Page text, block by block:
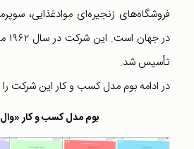
فروشگاه‌های زنجیره‌ای موادغذایی،
در
تأسیس شد.
در ادامه بوم مدل کسب و کار این شرکت
بوم مدل کسب و کار